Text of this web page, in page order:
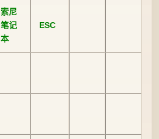
索尼
笔记
本
ESC